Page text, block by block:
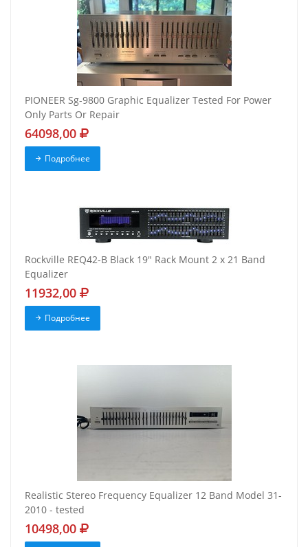
PIONEER Sg-9800 Graphic Equalizer Tested For Power
Only Parts Or Repair
64098,00
Подробнее
Rockville REQ42-B Black 19" Rack Mount 2 x 21 Band
Equalizer
11932,00
Подробнее
Realistic Stereo Frequency Equalizer 12 Band Model 31-
2010 - tested
10498,00